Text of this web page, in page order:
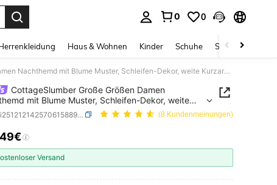
0 0
Haus & Wohnen Kinder Schuhe Schmuck &
CottageSlumber Große Größen Damen Nachthemd mit Blume Muster, Schleifen-Dekor, weite Kurzarmform, Spitzenbesatz, geeignet für Frühling/Sommer
CottageSlumber Große Größen Damen
mit Blume Muster, Schleifen-Dekor, weite
Spitzenbesatz, geeignet für
Sommer
SKU: si251212142570615889213 (8 Kundenmeinungen)
AND AVAILABILITY
Versand